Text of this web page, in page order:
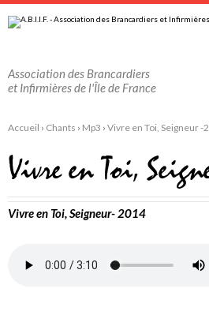
au
contenu.
navigation
personnels
Association des Brancardiers
et Infirmières de l'Île de France
Accueil › Chants › Mp3 › Vivre en Toi, Seigneur -
Vivre en Toi,
Vivre en Toi, Seigneur- 2014